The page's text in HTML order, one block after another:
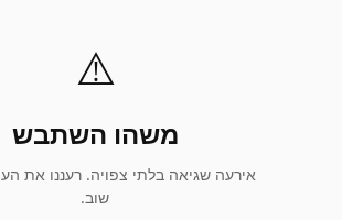
⚠️
משהו השתבש
אירעה שגיאה בלתי צפויה. רעננו את
שוב.